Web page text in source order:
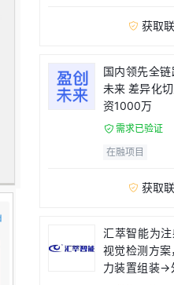
 获取
国内领先全
未来 差异化
资1000万
 需求已验证
在融项目
 获取
汇萃智能为
视觉检测方
力装置组装→